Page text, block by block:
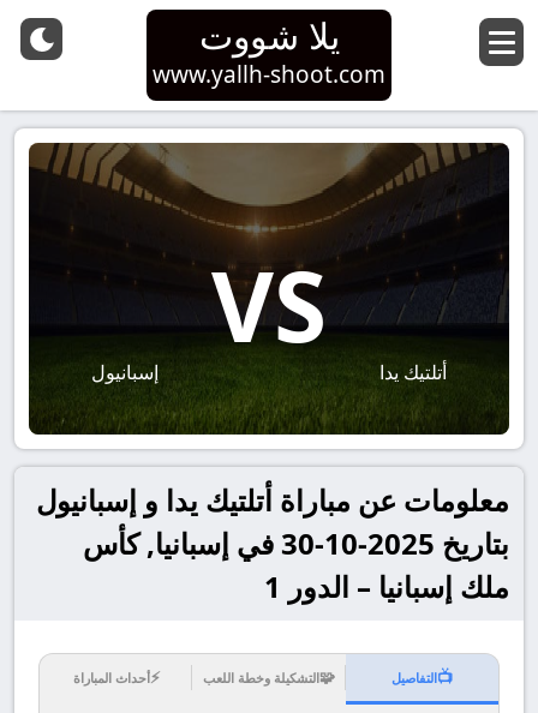
يلا شووت
www.yallh-shoot.com
أتلتيك يدا
VS
إسبانيول
معلومات عن مباراة أتلتيك يدا و إسبانيول
بتاريخ 2025-10-30 في إسبانيا, كأس
ملك إسبانيا – الدور 1
📺التفاصيل 🧩التشكيلة وخطة اللعب ⚡أحداث المباراة